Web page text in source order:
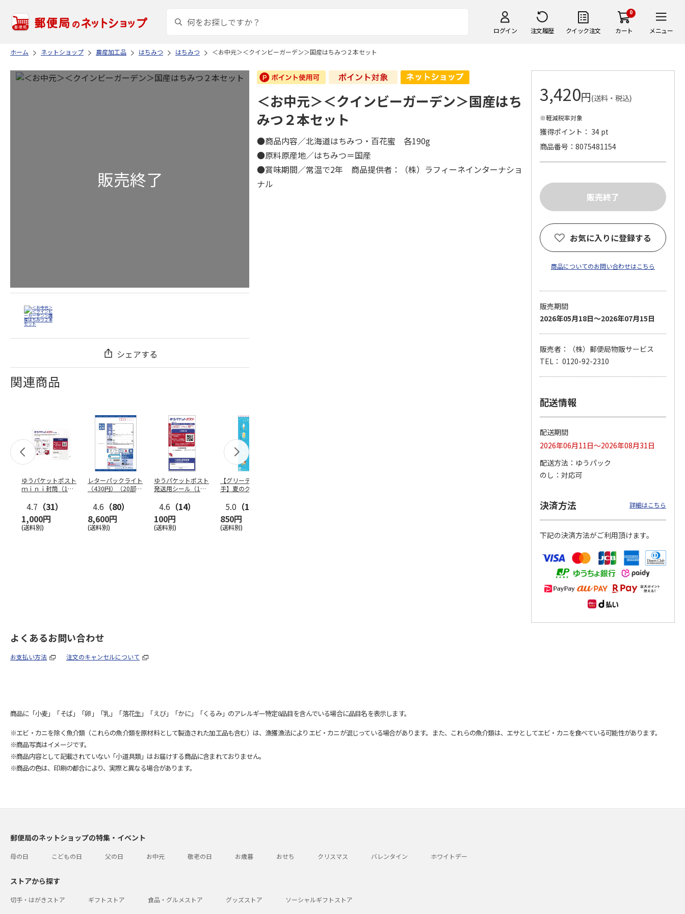
ログイン 注文履歴 クイック注文
0
カート メニュー
ホーム ネットショップ 農産加工品 はちみつ はちみつ ＜お中元＞＜クインビーガーデン＞国産はちみつ２本セット
シェアする
関連商品
ゆうパケットポスト
ｍｉｎｉ封筒（1個
4.7 （31）
1,000円
(送料別)
レターパックライト
（430円）（20部セ
4.6 （80）
8,600円
(送料別)
ゆうパケットポスト
発送用シール（1個
4.6 （14）
100円
(送料別)
【グリーティング切
手】夏のグリーティ
5.0 （10）
850円
(送料別)
【グリーティング切
円…
4.8（11）
5,500円
4.6（7）
11,000円
＜お中元＞＜クインビーガーデン＞国産はち
みつ２本セット
●商品内容／北海道はちみつ・百花蜜 各190g
●原料原産地／はちみつ＝国産
●賞味期間／常温で2年 商品提供者：（株）ラフィーネインターナショ
ナル
3,420円(送料・税込)
※軽減税率対象
獲得ポイント： 34 pt
商品番号
8075481154
お気に入りに登録する
商品についてのお問い合わせはこちら
販売期間
2026年05月18日～2026年07月15日
販売者：（株）郵便局物販サービス
TEL： 0120-92-2310
配送情報
配送期間
2026年06月11日～2026年08月31日
配送方法
ゆうパック
のし
対応可
決済方法 詳細はこちら
下記の決済方法がご利用頂けます。
よくあるお問い合わせ
お支払い方法 注文のキャンセルについて
商品に「小麦」「そば」「卵」「乳」「落花生」「えび」「かに」「くるみ」のアレルギー特定8品目を含んでいる場合に品目名を表示します。
※エビ・カニを除く魚介類（これらの魚介類を原材料として製造された加工品も含む）は、漁獲漁法によりエビ・カニが混じっている場合があります。また、これらの魚介類は、エサとしてエビ・カニを食べている可能性があります。
※商品写真はイメージです。
※商品内容として記載されていない「小道具類」はお届けする商品に含まれておりません。
※商品の色は、印刷の都合により、実際と異なる場合があります。
郵便局のネットショップの特集・イベント
母の日 こどもの日 父の日 お中元 敬老の日 お歳暮 おせち クリスマス バレンタイン ホワイトデー
ストアから探す
切手・はがきストア ギフトストア 食品・グルメストア グッズストア ソーシャルギフトストア